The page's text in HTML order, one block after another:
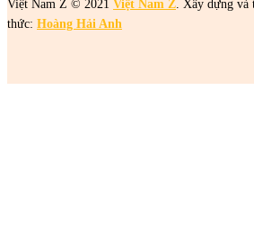
Việt Nam Z © 2021 Việt Nam Z. Xây dựng và
thức: Hoàng Hải Anh